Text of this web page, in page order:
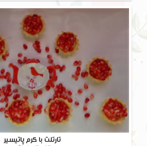
تارتلت با کرم پاتیسیر